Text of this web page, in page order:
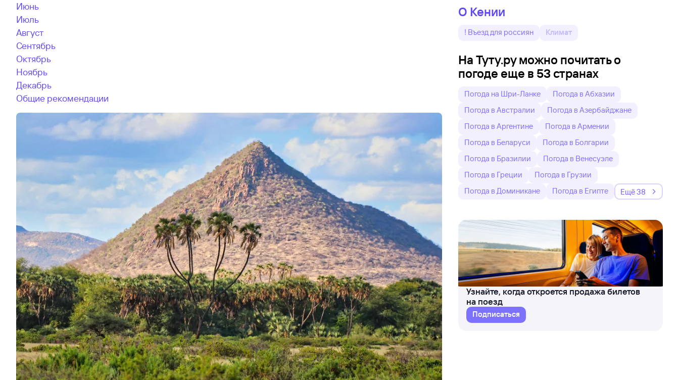
Июнь
Июль
Август
Сентябрь
Октябрь
Ноябрь
Декабрь
Общие рекомендации
О Кении
! Въезд для россиян Климат
На Туту.ру можно почитать о
погоде еще в 53 странах
Погода на Шри-Ланке
Погода в Абхазии
Погода в Австралии
Погода в Азербайджане
Погода в Аргентине
Погода в Армении
Погода в Беларуси
Погода в Болгарии
Погода в Бразилии
Погода в Венесуэле
Погода в Греции
Погода в Грузии
Погода в Доминикане
Погода в Египте Ещё 38
Узнайте, когда откроется продажа билетов
на поезд
Подписаться